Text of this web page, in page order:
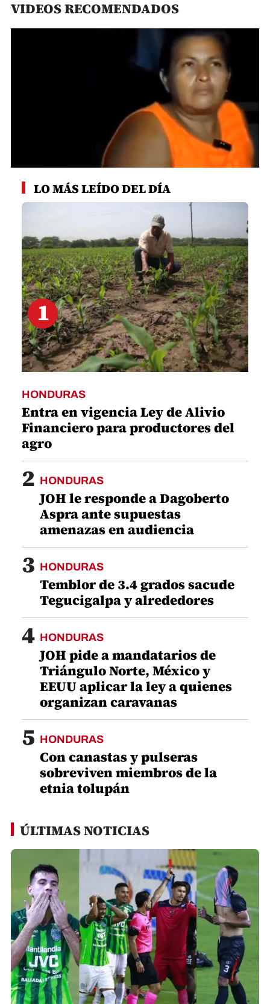
VIDEOS RECOMENDADOS
secondsLO MÁS LEÍDO DEL DÍA
1
HONDURAS
Entra en vigencia Ley de Alivio
Financiero para productores del
agro
2 HONDURAS
JOH le responde a Dagoberto
Aspra ante supuestas
amenazas en audiencia
3 HONDURAS
Temblor de 3.4 grados sacude
Tegucigalpa y alrededores
4 HONDURAS
JOH pide a mandatarios de
Triángulo Norte, México y
EEUU aplicar la ley a quienes
organizan caravanas
5 HONDURAS
Con canastas y pulseras
sobreviven miembros de la
etnia tolupán
ÚLTIMAS NOTICIAS